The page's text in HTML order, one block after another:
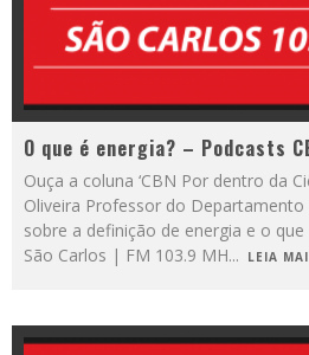
O que é energia? – Podcasts
Ouça a coluna ‘CBN Por dentro da
Oliveira Professor do Departamento
sobre a definição de energia e o
São Carlos | FM 103.9 MH... LEIA